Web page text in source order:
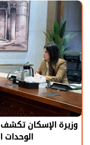
وزيرة الإسكان
الوحدات